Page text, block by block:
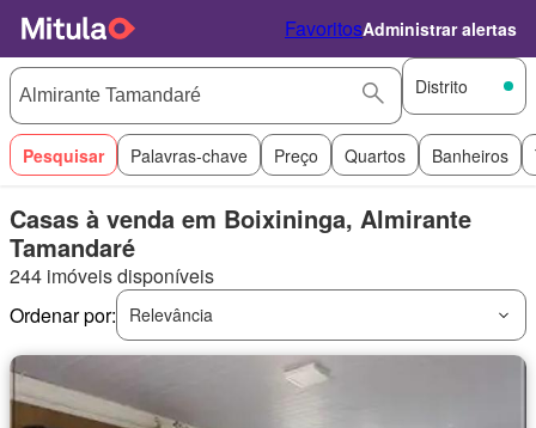
FavoritosAdministrar alertas
Distrito
Pesquisar Palavras-chave Preço Quartos Banheiros
Casas à venda em Boixininga, Almirante
Tamandaré
244 imóveis disponíveis
Ordenar por:
Relevância